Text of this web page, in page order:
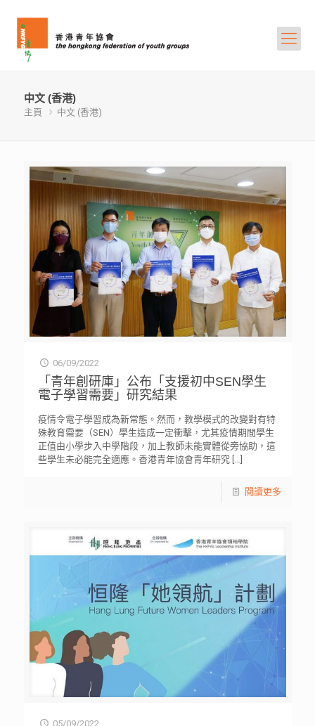
中文 (香港)
主頁 中文 (香港)
06/09/2022
「青年創研庫」公布「支援初中SEN學生
電子學習需要」研究結果
疫情令電子學習成為新常態。然而，教學模式的改變對有特
殊教育需要（SEN）學生造成一定衝擊，尤其疫情期間學生
正值由小學步入中學階段，加上教師未能實體從旁協助，這
些學生未必能完全適應。香港青年協會青年研究[…]
閱讀更多
05/09/2022